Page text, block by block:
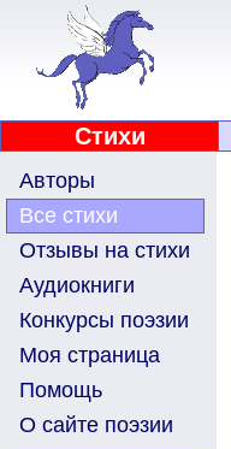
Стихи
Авторы
Все стихи
Отзывы на стихи
Аудиокниги
Конкурсы поэзии
Моя страница
Помощь
О сайте поэзии